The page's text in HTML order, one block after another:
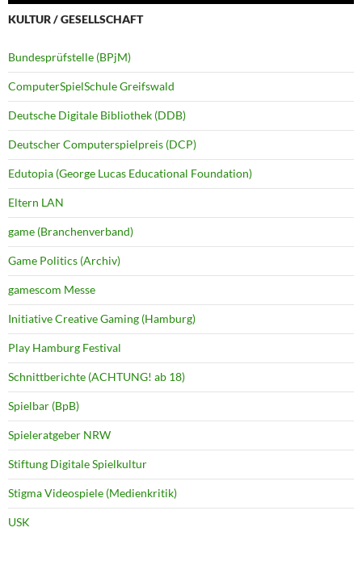
KULTUR / GESELLSCHAFT
Bundesprüfstelle (BPjM)
ComputerSpielSchule Greifswald
Deutsche Digitale Bibliothek (DDB)
Deutscher Computerspielpreis (DCP)
Edutopia (George Lucas Educational Foundation)
Eltern LAN
game (Branchenverband)
Game Politics (Archiv)
gamescom Messe
Initiative Creative Gaming (Hamburg)
Play Hamburg Festival
Schnittberichte (ACHTUNG! ab 18)
Spielbar (BpB)
Spieleratgeber NRW
Stiftung Digitale Spielkultur
Stigma Videospiele (Medienkritik)
USK